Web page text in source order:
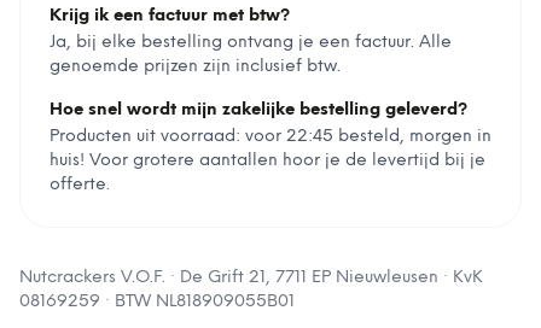
Krijg ik een factuur met btw?
Ja, bij elke bestelling ontvang je een factuur. Alle
genoemde prijzen zijn inclusief btw.
Hoe snel wordt mijn zakelijke bestelling geleverd?
Producten uit voorraad: voor 22:45 besteld, morgen in
huis! Voor grotere aantallen hoor je de levertijd bij je
offerte.
Nutcrackers V.O.F. · De Grift 21, 7711 EP Nieuwleusen · KvK
08169259 · BTW NL818909055B01